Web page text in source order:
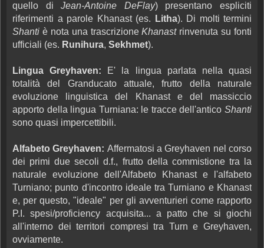
quello diJean-Antoine DeFlay) presentano espliciti
riferimenti a parole Khanast (es.
Litha). Di molti termini
Shanti è nota una trascrizioneKhanast rinvenuta su fonti
ufficiali (es. Runihura, Sekhmet).
Lingua Greyhaven:
E' la lingua parlata nella quasi
totalità del Granducato attuale, frutto della naturale
evoluzione linguistica del Khanast e del massiccio
apporto della lingua Turniana: le tracce dell'antico Shanti
sono quasi impercettibili.
Alfabeto Greyhaven: Affermatosi a Greyhaven nel corso
dei primi due secoli d.f., frutto della commistione tra la
naturale evoluzione dell'Alfabeto Khanast e l'alfabeto
Turniano; punto d'incontro ideale tra Turniano e Khanast
e, per questo, "ideale" per gli avventurieri come rapporto
P.I. spesi/proficiency acquisita... a patto che si giochi
all'interno dei territori compresi tra Turn e Greyhaven,
ovviamente.